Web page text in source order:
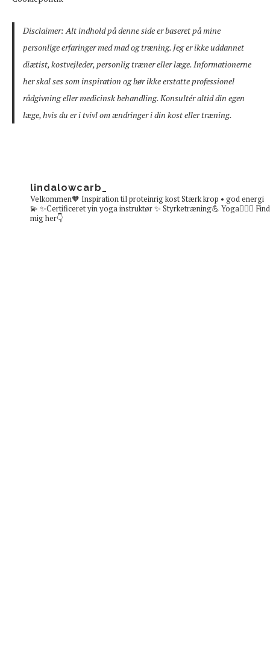
Disclaimer: Alt indhold på denne side er baseret på mine
personlige erfaringer med mad og træning. Jeg er ikke uddannet
diætist, kostvejleder, personlig træner eller læge. Informationerne
her skal ses som inspiration og bør ikke erstatte professionel
rådgivning eller medicinsk behandling. Konsultér altid din egen
læge, hvis du er i tvivl om ændringer i din kost eller træning.
lindalowcarb_
Velkommen🧡 Inspiration til proteinrig kostStærk krop • god energi
💫 ✨Certificeret yin yoga instruktør ✨ Styrketræning💪 Yoga🧘🏼‍♀️ Find
mig her👇